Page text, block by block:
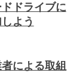
ドドライブに
よう
による取組